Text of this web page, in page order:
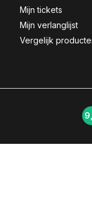
Mijn tickets
Mijn verlanglijst
Vergelijk